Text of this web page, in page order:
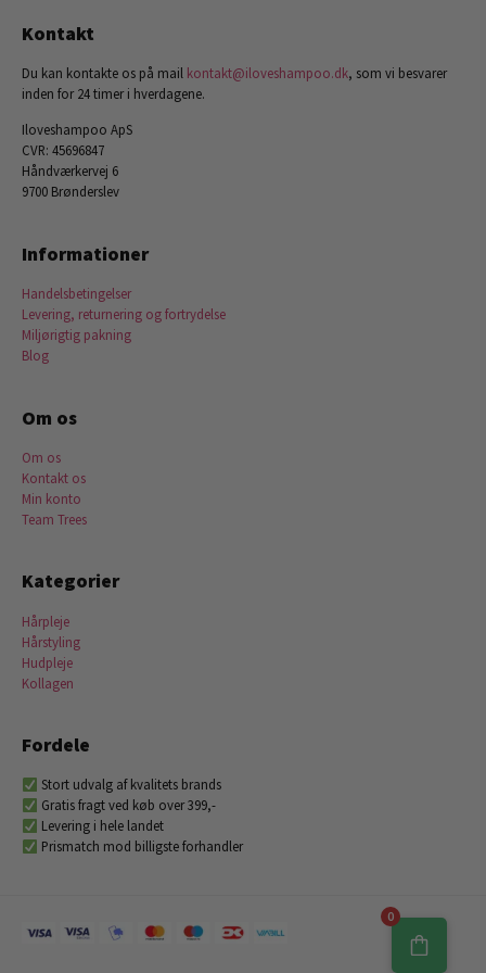
Kontakt
Du kan kontakte os på mail kontakt@iloveshampoo.dk, som vi besvarer
inden for 24 timer i hverdagene.
Iloveshampoo ApS
CVR: 45696847
Håndværkervej 6
9700 Brønderslev
Informationer
Handelsbetingelser
Levering, returnering og fortrydelse
Miljørigtig pakning
Blog
Om os
Om os
Kontakt os
Min konto
Team Trees
Kategorier
Hårpleje
Hårstyling
Hudpleje
Kollagen
Fordele
Stort udvalg af kvalitets brands
Gratis fragt ved køb over 399,-
Levering i hele landet
Prismatch mod billigste forhandler
0